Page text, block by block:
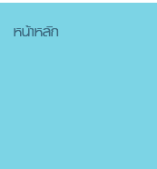
หน้าหลัก